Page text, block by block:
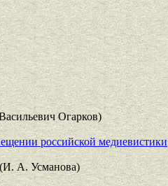
Огарков)
российской медиевистики
А. Усманова)